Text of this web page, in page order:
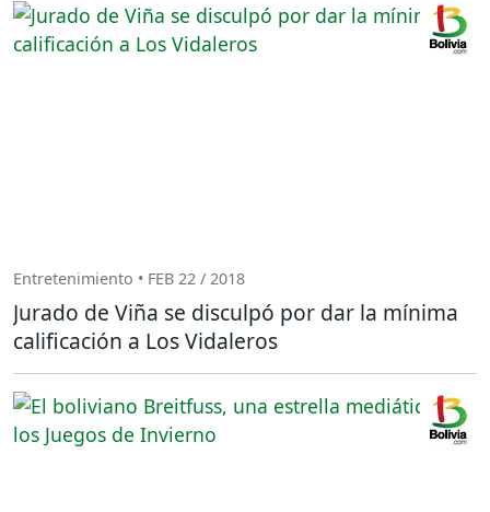
Entretenimiento • FEB 22 / 2018
Jurado de Viña se disculpó por dar la mínima
calificación a Los Vidaleros